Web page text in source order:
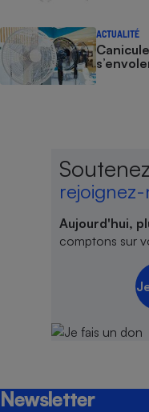
ACTUALITÉ
Aujourd'hui,
comptons sur
Newsletter